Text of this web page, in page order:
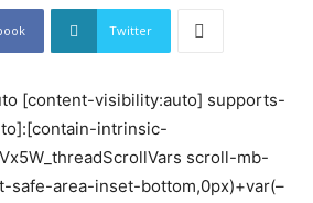
Twitter
[content-visibility:auto] supports-
intrinsic-
scroll-mb-
safe-area-inset-bottom,0px)+var(–